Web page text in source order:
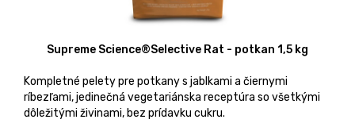
Supreme Science®Selective Rat - potkan 1,5 kg
Kompletné pelety pre potkany s jablkami a čiernymi
ríbezľami, jedinečná vegetariánska receptúra so všetkými
dôležitými živinami, bez prídavku cukru.